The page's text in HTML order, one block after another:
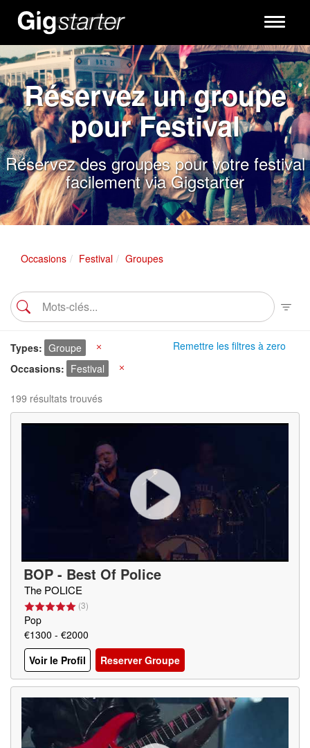
Toggle
Réservez un groupe
pour Festival
Réservez des groupes pour votre festival
facilement via Gigstarter
Occasions Festival Groupes
Remettre les filtres à zero
Types Groupe
Occasions
Festival
199 résultats trouvés
BOP - Best Of Police
The POLICE
(3)
Pop
€1300 - €2000
Voir le Profil
Reserver Groupe